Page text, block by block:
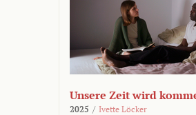
Unsere Zeit wird
2025 / Ivette Löcker